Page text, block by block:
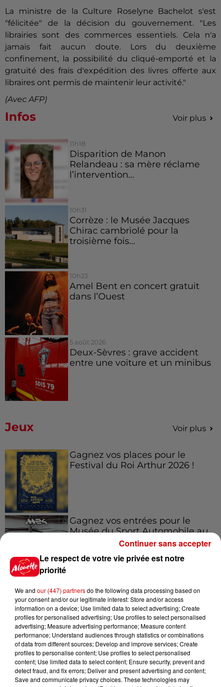
La ministre de la Culture Roselyne Bachelot s'est
"félicitée" de la décision du gouvernement. "Les
librairies sont des commerces essentiels. Cela n'a
jamais fait aucun doute. Lors du deuxième
confinement, la possibilité du cliqué-emporté et la
gratuité des frais d'expédition des livres offerte aux
libraires ont permis de maintenir leur activité."
(Avec AFP)
Infos Voir plus
11h18
Disparition de Manon
Relandeau : sa mère réclame
l’intervention...
10h31
Corrèze : le Musée Jacques
Chirac cambriolé pour la
troisième fois...
10h23
Amel Bent en concert gratuit
dans l’Ouest
5 août 2026
Deux-Sèvres : grave accident
entre une voiture et un minibus
Jeux Voir plus
Gagnez vos places pour le
Festival du Roi Arthur 2026 !
Gagnez vos entrées pour le
Musée du Sport Automobile au
Alouette vous invite à
Futuroscope Xperiences !
Le Duel - Gagnez votre balade
en jet ski !
Le respect de votre vie privée est notre
priorité
We and our (447) partnersdo the following data processing based on
your consent and/or our legitimate interest: Store and/or access
information on a device; Use limited data to select advertising; Create
profiles for personalised advertising; Use profiles to select personalised
advertising; Measure advertising performance; Measure content
performance; Understand audiences through statistics or combinations
of data from different sources; Develop and improve services; Create
profiles to personalise content; Use profiles to select personalised
content; Use limited data to select content; Ensure security, prevent and
detect fraud, and fix errors; Deliver and present advertising and content;
Save and communicate privacy choices. These technologies may
Continuer sans accepter